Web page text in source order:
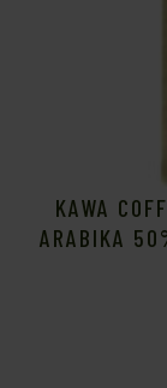
KAWA
ARABIKA